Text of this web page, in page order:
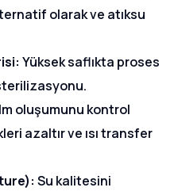
olarak ve atıksu
Yüksek saflıkta proses
oluşumunu kontrol
azaltır ve ısı transfer
Su kalitesini